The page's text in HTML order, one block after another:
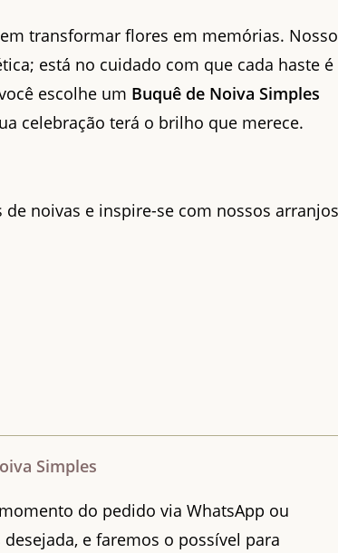
transformar flores em memórias. Nosso
está no cuidado com que cada haste é
escolhe um Buquê de Noiva Simples
celebração terá o brilho que merece.
noivas e inspire-se com nossos
Simples
do pedido via WhatsApp ou
e faremos o possível para